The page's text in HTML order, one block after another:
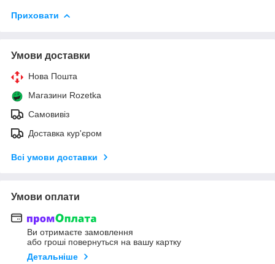
Приховати
Умови доставки
Нова Пошта
Магазини Rozetka
Самовивіз
Доставка кур'єром
Всі умови доставки
Умови оплати
Ви отримаєте замовлення
або гроші повернуться на вашу картку
Детальніше